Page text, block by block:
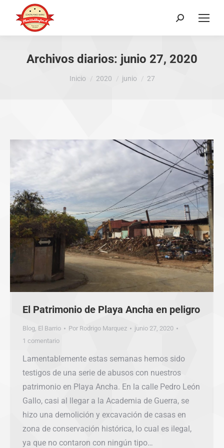
Buscar:
Archivos diarios: junio 27, 2020
Estás aquí:
Inicio 2020 junio 27
El Patrimonio de Playa Ancha en peligro
Blog, El Barrio Por Rodrigo Marquez
junio 27, 2020
1 comentario
Lamentablemente estas semanas hemos sido
testigos de una serie de abusos con nuestros
patrimonio en Playa Ancha. En la calle Pedro León
Gallo, casi al llegar a la Academia de Guerra, se
hizo una demolición y excavación de casas en
zona de conservación histórica, lo cual es ilegal,
ya que no contaron con ningún tipo…